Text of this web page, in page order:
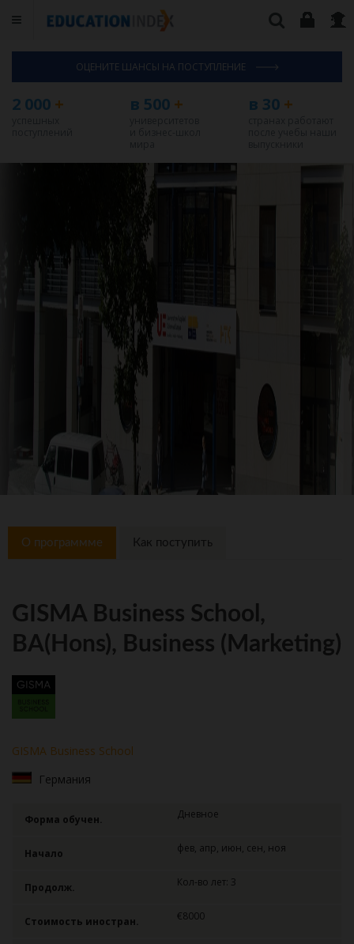
ОЦЕНИТЕ ШАНСЫ НА ПОСТУПЛЕНИЕ
2 000 + в 500 + в 30+
О программме Как поступить
GISMA Business School,
BA(Hons), Business (Marketing)
GISMA Business School
Германия
Форма обучен. Дневное
Начало фев, апр, июн, сен, ноя
Продолж. Кол-во лет: 3
Стоимость иностран. €8000